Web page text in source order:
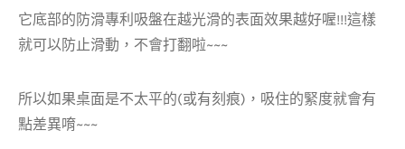
它底部的防滑專利吸盤在越光滑的表面效果越好喔!!!這樣
就可以防止滑動，不會打翻啦~~~
所以如果桌面是不太平的(或有刻痕)，吸住的緊度就會有
點差異唷~~~